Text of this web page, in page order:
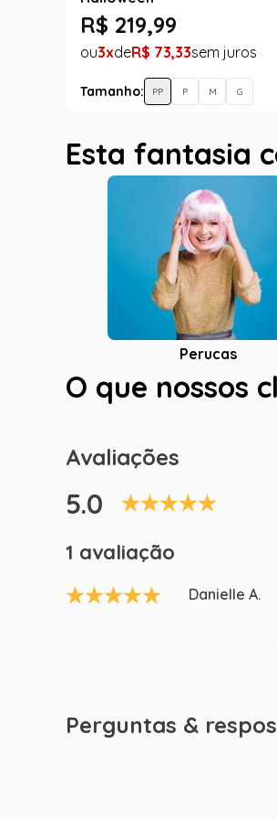
R$ 219,99
3 R$ 73,33
Tamanho: PP P M G
Esta fantasia
Perucas
O que nossos
Avaliações
5.0
1 avaliação
Danielle A.
Perguntas &